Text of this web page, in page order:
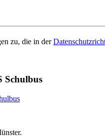
zu, die in der
Schulbus